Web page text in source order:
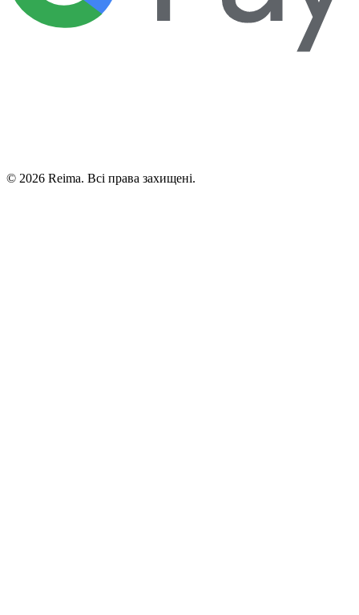
© 2026 Reima. Всі права захищені.